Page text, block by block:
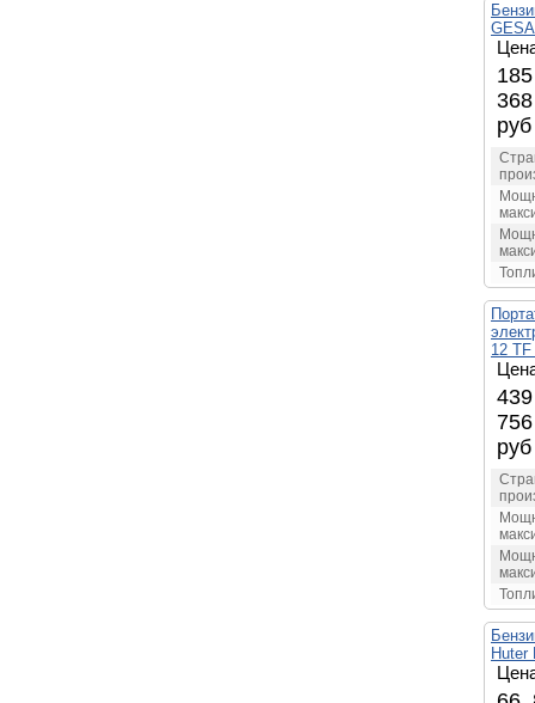
185
368
руб
12 TF
439
756
руб
Huter